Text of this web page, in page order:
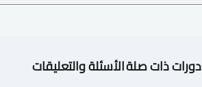
دورات ذات صلةالأسئلة والتعليقات